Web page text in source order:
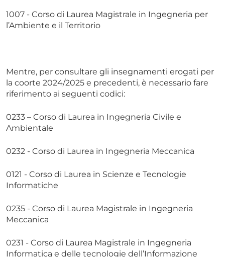
1007 - Corso di Laurea Magistrale in Ingegneria per
l’Ambiente e il Territorio
Mentre, per consultare gli insegnamenti erogati per
la coorte 2024/2025 e precedenti, è necessario fare
riferimento ai seguenti codici:
0233 – Corso di Laurea in Ingegneria Civile e
Ambientale
0232 - Corso di Laurea in Ingegneria Meccanica
0121 - Corso di Laurea in Scienze e Tecnologie
Informatiche
0235 - Corso di Laurea Magistrale in Ingegneria
Meccanica
0231 - Corso di Laurea Magistrale in Ingegneria
Informatica e delle tecnologie dell’Informazione